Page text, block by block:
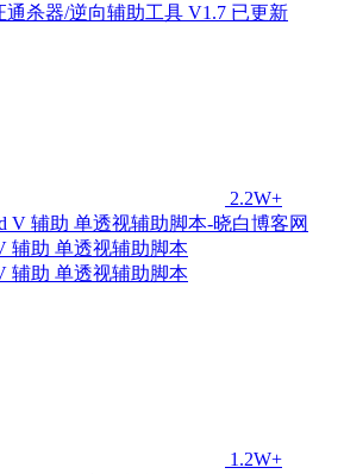
通杀器/逆向辅助工具 V1.7 已更新
2.2W+
辅助 单透视辅助脚本
辅助 单透视辅助脚本
1.2W+